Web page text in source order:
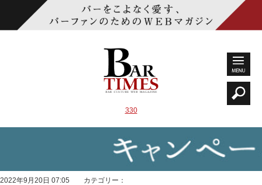
330
2022年9月20日 07:05 カテゴリー：